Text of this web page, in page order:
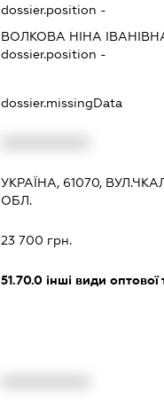
dossier.position -
ВОЛКОВА НІНА
dossier.position -
dossier.missingData
УКРАЇНА, 61070,
ОБЛ.
23 700 грн.
51.70.0інші види оптової